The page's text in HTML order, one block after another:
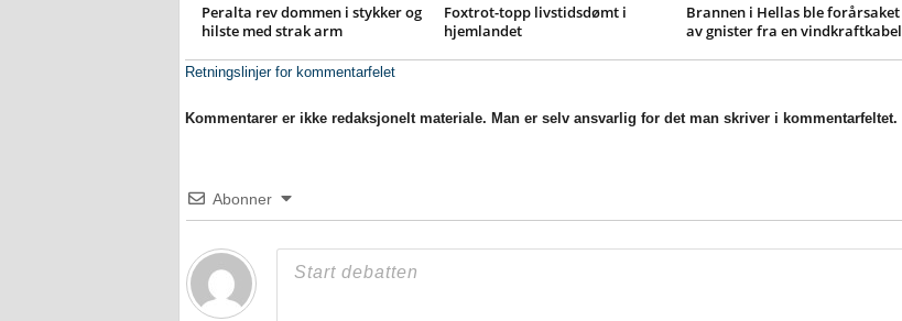
Peralta rev dommen i stykker og
hilste med strak arm
Foxtrot-topp livstidsdømt i
hjemlandet
Brannen i Hellas ble forårsaket
av gnister fra en vindkraftkabel
Retningslinjer for kommentarfelet
Kommentarer er ikke redaksjonelt materiale. Man er selv ansvarlig for det man skriver i kommentarfeltet.
Abonner